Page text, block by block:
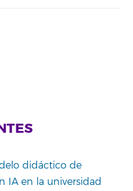
didáctico de
IA en la universidad